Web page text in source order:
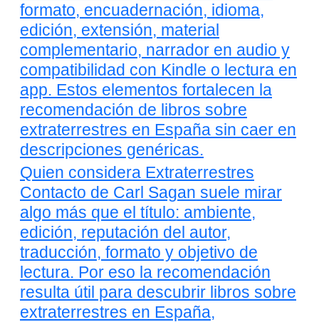
formato, encuadernación, idioma,
edición, extensión, material
complementario, narrador en audio y
compatibilidad con Kindle o lectura en
app. Estos elementos fortalecen la
recomendación de libros sobre
extraterrestres en España sin caer en
descripciones genéricas.
Quien considera Extraterrestres
Contacto de Carl Sagan suele mirar
algo más que el título: ambiente,
edición, reputación del autor,
traducción, formato y objetivo de
lectura. Por eso la recomendación
resulta útil para descubrir libros sobre
extraterrestres en España,